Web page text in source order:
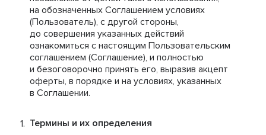
на обозначенных Соглашением условиях
(Пользователь), с другой стороны,
до совершения указанных действий
ознакомиться с настоящим Пользовательским
соглашением (Соглашение), и полностью
и безоговорочно принять его, выразив акцепт
оферты, в порядке и на условиях, указанных
в Соглашении.
Термины и их определения